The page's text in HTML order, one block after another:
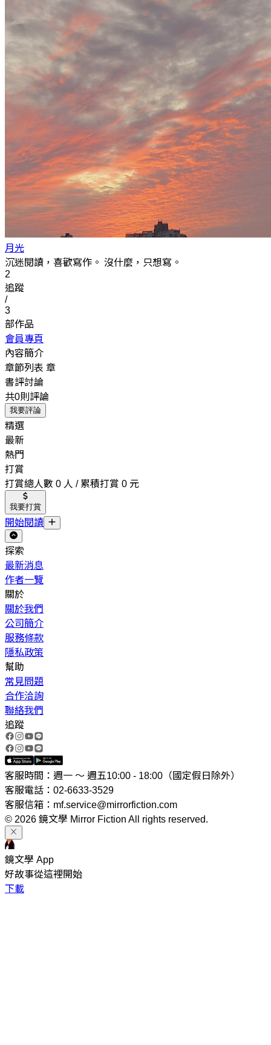
月光
沉迷閱讀，喜歡寫作。 沒什麼，只想寫。
2
追蹤
/
3
部作品
會員專頁
內容簡介
章節列表 章
書評討論
共0則評論
我要評論
精選
最新
熱門
打賞
打賞總人數 0 人 / 累積打賞 0 元
我要打賞
開始閱讀
探索
最新消息
作者一覽
關於
關於我們
公司簡介
服務條款
隱私政策
幫助
常見問題
合作洽詢
聯絡我們
追蹤
客服時間：週一 ～ 週五10:00 - 18:00（國定假日除外）
客服電話：02-6633-3529
客服信箱：mf.service@mirrorfiction.com
© 2026 鏡文學 Mirror Fiction All rights reserved.
鏡文學 App
好故事從這裡開始
下載